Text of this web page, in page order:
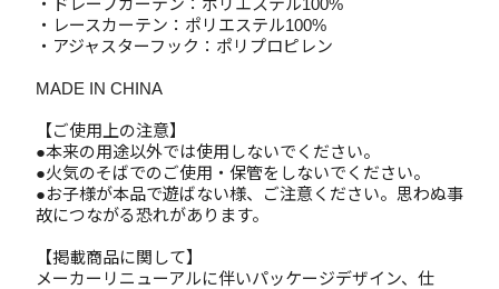
・ドレープカーテン：ポリエステル100%
・レースカーテン：ポリエステル100%
・アジャスターフック：ポリプロピレン
MADE IN CHINA
【ご使用上の注意】
●本来の用途以外では使用しないでください。
●火気のそばでのご使用・保管をしないでください。
●お子様が本品で遊ばない様、ご注意ください。思わぬ事
故につながる恐れがあります。
【掲載商品に関して】
メーカーリニューアルに伴いパッケージデザイン、仕